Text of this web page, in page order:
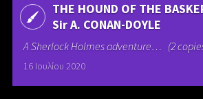
THE HOUND OF THE
Sir A. CONAN-DOYLE
A Sherlock Holmes adventure… (2
16 Ιουλίου 2020